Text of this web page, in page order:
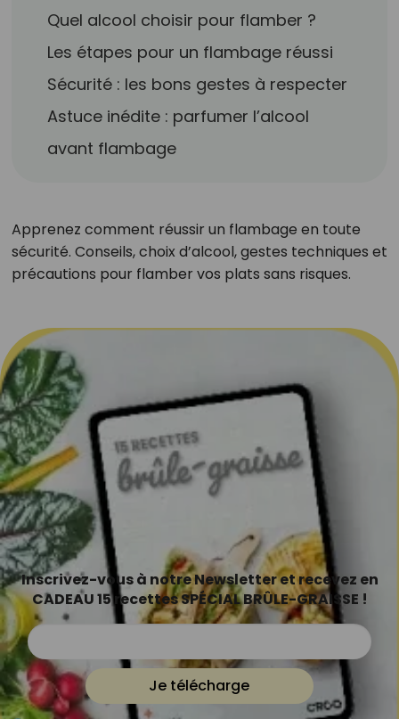
Quel alcool choisir pour flamber ?
Les étapes pour un flambage réussi
Sécurité : les bons gestes à respecter
Astuce inédite : parfumer l’alcool
avant flambage
Apprenez comment réussir un flambage en toute
sécurité. Conseils, choix d’alcool, gestes techniques et
précautions pour flamber vos plats sans risques.
Inscrivez-vous à notre Newsletter et recevez en
CADEAU 15 recettes SPÉCIAL BRÛLE-GRAISSE !
Je télécharge